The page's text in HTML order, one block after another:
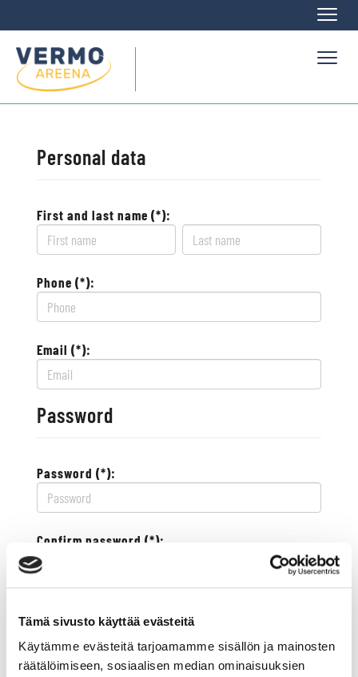
Tämä sivusto käyttää evästeitä
Käytämme evästeitä tarjoamamme sisällön ja mainosten
räätälöimiseen, sosiaalisen median ominaisuuksien
Personal data
First and last name (*):
Phone (*):
Email (*):
Password
Password (*):
Confirm password (*):
Street address (*):